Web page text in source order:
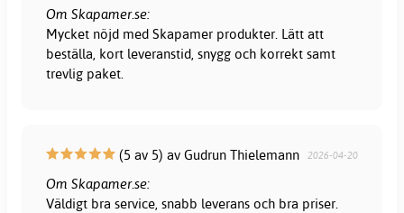
Om Skapamer.se:
Mycket nöjd med Skapamer produkter. Lätt att
beställa, kort leveranstid, snygg och korrekt samt
trevlig paket.
(5 av 5) av Gudrun Thielemann 2026-04-20
Om Skapamer.se:
Väldigt bra service, snabb leverans och bra priser.